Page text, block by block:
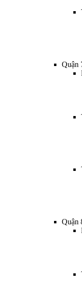
Quận
Quận